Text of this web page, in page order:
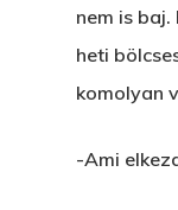
nem is
heti
komolyan
-Ami